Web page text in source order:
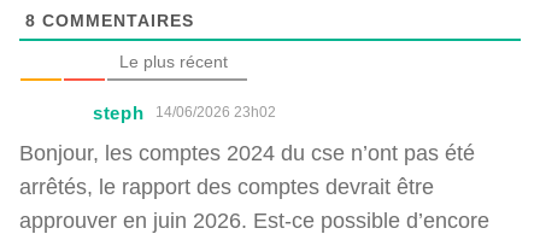
8 COMMENTAIRES
Le plus récent
steph 14/06/2026 23h02
Bonjour, les comptes 2024 du cse n’ont pas été
arrêtés, le rapport des comptes devrait être
approuver en juin 2026. Est-ce possible d’encore